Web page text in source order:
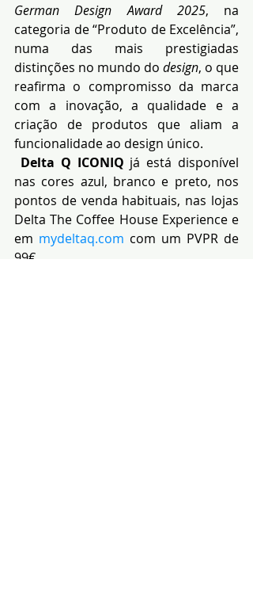
German Design Award 2025, na
categoria de “Produto de Excelência”,
numa das mais prestigiadas
distinções no mundo do design, o que
reafirma o compromisso da marca
com a inovação, a qualidade e a
criação de produtos que aliam a
funcionalidade ao design único.
Delta Q ICONIQ já está disponível
nas cores azul, branco e preto, nos
pontos de venda habituais, nas lojas
Delta The Coffee House Experience e
em mydeltaq.com com um PVPR de
99€.